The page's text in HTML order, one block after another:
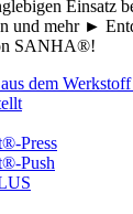
Einsatz
und mehr ►
SANHA®!
Press
Push